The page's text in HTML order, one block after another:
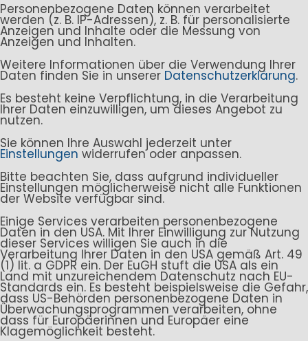
Personenbezogene Daten können verarbeitet
werden (z. B. IP-Adressen), z. B. für personalisierte
Anzeigen und Inhalte oder die Messung von
Anzeigen und Inhalten.
Weitere Informationen über die Verwendung Ihrer
Daten finden Sie in unserer Datenschutzerklärung.
Es besteht keine Verpflichtung, in die Verarbeitung
Ihrer Daten einzuwilligen, um dieses Angebot zu
nutzen.
Sie können Ihre Auswahl jederzeit unter
Einstellungen widerrufen oder anpassen.
Bitte beachten Sie, dass aufgrund individueller
Einstellungen möglicherweise nicht alle Funktionen
der Website verfügbar sind.
Einige Services verarbeiten personenbezogene
Daten in den USA. Mit Ihrer Einwilligung zur Nutzung
dieser Services willigen Sie auch in die
Verarbeitung Ihrer Daten in den USA gemäß Art. 49
(1) lit. a GDPR ein. Der EuGH stuft die USA als ein
Land mit unzureichendem Datenschutz nach EU-
Standards ein. Es besteht beispielsweise die Gefahr,
dass US-Behörden personenbezogene Daten in
Überwachungsprogrammen verarbeiten, ohne
dass für Europäerinnen und Europäer eine
Klagemöglichkeit besteht.